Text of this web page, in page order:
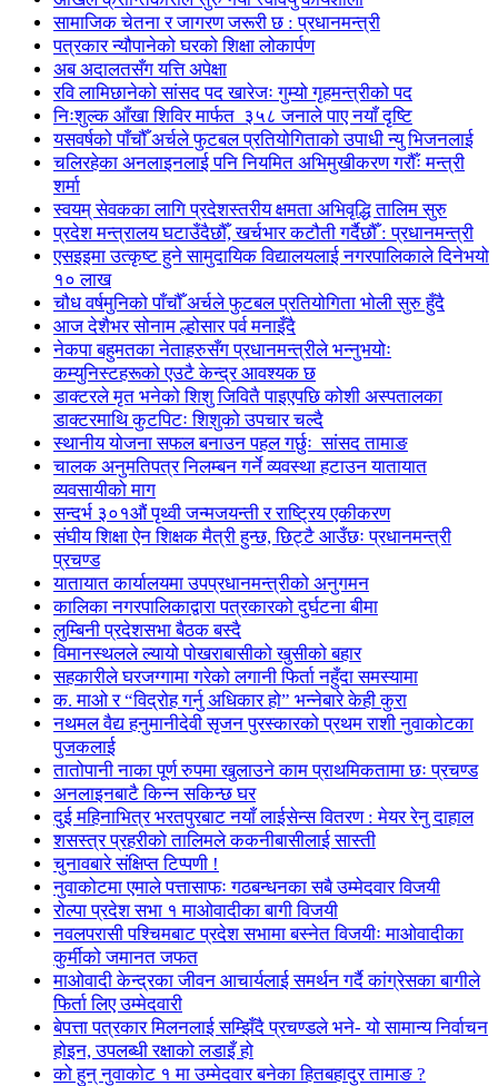
सामाजिक चेतना र जागरण जरूरी छ : प्रधानमन्त्री
पत्रकार न्यौपानेको घरको शिक्षा लोकार्पण
अब अदालतसँग यत्ति अपेक्षा
रवि लामिछानेको सांसद पद खारेजः गुम्यो गृहमन्त्रीको पद
निःशुल्क आँखा शिविर मार्फत ३५८ जनाले पाए नयाँ दृष्टि
यसवर्षको पाँचौँ अर्चले फुटबल प्रतियोगिताको उपाधी न्यु भिजनलाई
चलिरहेका अनलाइनलाई पनि नियमित अभिमुखीकरण गरौँः मन्त्री
शर्मा
स्वयम् सेवकका लागि प्रदेशस्तरीय क्षमता अभिवृद्धि तालिम सुरु
प्रदेश मन्त्रालय घटाउँदैछौँ, खर्चभार कटौती गर्दैछौँ : प्रधानमन्त्री
एसइइमा उत्कृष्ट हुने सामुदायिक विद्यालयलाई नगरपालिकाले दिनेभयो
१० लाख
चौध वर्षमुनिको पाँचौँ अर्चले फुटबल प्रतियोगिता भोली सुरु हुँदै
आज देशैभर सोनाम ल्होसार पर्व मनाइँदै
नेकपा बहुमतका नेताहरुसँग प्रधानमन्त्रीले भन्नुभयोः
कम्युनिस्टहरूको एउटै केन्द्र आवश्यक छ
डाक्टरले मृत भनेको शिशु जिवितै पाइएपछि कोशी अस्पतालका
डाक्टरमाथि कुटपिटः शिशुको उपचार चल्दै
स्थानीय योजना सफल बनाउन पहल गर्छुः सांसद तामाङ
चालक अनुमतिपत्र निलम्बन गर्ने व्यवस्था हटाउन यातायात
व्यवसायीको माग
सन्दर्भ ३०१औं पृथ्वी जन्मजयन्ती र राष्ट्रिय एकीकरण
संघीय शिक्षा ऐन शिक्षक मैत्री हुन्छ, छिट्टै आउँछः प्रधानमन्त्री
प्रचण्ड
यातायात कार्यालयमा उपप्रधानमन्त्रीको अनुगमन
कालिका नगरपालिकाद्वारा पत्रकारको दुर्घटना बीमा
लुम्बिनी प्रदेशसभा बैठक बस्दै
विमानस्थलले ल्यायो पोखराबासीको खुसीको बहार
सहकारीले घरजग्गामा गरेको लगानी फिर्ता नहुँदा समस्यामा
क. माओ र “विद्रोह गर्नु अधिकार हो” भन्नेबारे केही कुरा
नथमल वैद्य हनुमानीदेवी सृजन पुरस्कारको प्रथम राशी नुवाकोटका
पुजकलाई
तातोपानी नाका पूर्ण रुपमा खुलाउने काम प्राथमिकतामा छः प्रचण्ड
अनलाइनबाटै किन्न सकिन्छ घर
दुई महिनाभित्र भरतपुरबाट नयाँ लाईसेन्स वितरण : मेयर रेनु दाहाल
शसस्त्र प्रहरीको तालिमले ककनीबासीलाई सास्ती
चुनावबारे संक्षिप्त टिप्पणी !
नुवाकोटमा एमाले पत्तासाफः गठबन्धनका सबै उम्मेदवार विजयी
रोल्पा प्रदेश सभा १ माओवादीका बागी विजयी
नवलपरासी पश्चिमबाट प्रदेश सभामा बस्नेत विजयीः माओवादीका
कुर्मीको जमानत जफत
माओवादी केन्द्रका जीवन आचार्यलाई समर्थन गर्दै कांग्रेसका बागीले
फिर्ता लिए उम्मेदवारी
बेपत्ता पत्रकार मिलनलाई सम्झिँदै प्रचण्डले भने- यो सामान्य निर्वाचन
होइन, उपलब्धी रक्षाको लडाइँ हो
को हुन् नुवाकोट १ मा उम्मेदवार बनेका हितबहादुर तामाङ ?